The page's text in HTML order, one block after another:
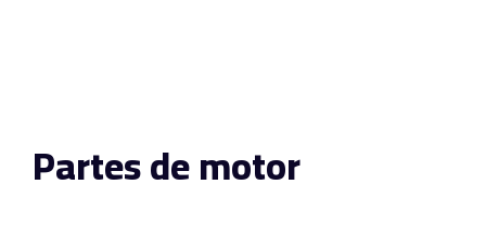
Partes de motor